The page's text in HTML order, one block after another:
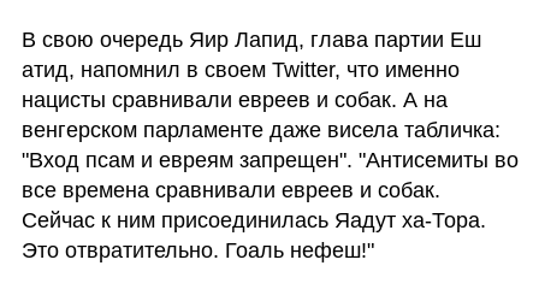
В свою очередь Яир Лапид, глава партии Еш
атид, напомнил в своем Twitter, что именно
нацисты сравнивали евреев и собак. А на
венгерском парламенте даже висела табличка:
"Вход псам и евреям запрещен". "Антисемиты во
все времена сравнивали евреев и собак.
Сейчас к ним присоединилась Яадут ха-Тора.
Это отвратительно. Гоаль нефеш!"